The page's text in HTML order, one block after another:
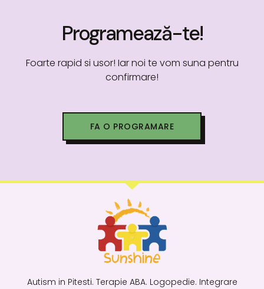
Programează-te!
Foarte rapid si usor! Iar noi te vom suna pentru
confirmare!
FA O PROGRAMARE
Autism in Pitesti. Terapie ABA. Logopedie. Integrare